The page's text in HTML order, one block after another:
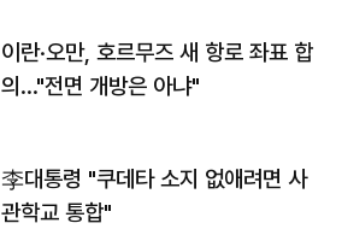
이란·오만, 호르무즈 새 항로 좌표 합
의…"전면 개방은 아냐"
李대통령 "쿠데타 소지 없애려면 사
관학교 통합"